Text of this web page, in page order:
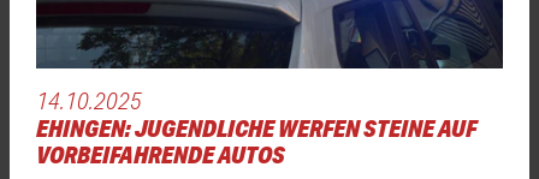
14.10.2025
EHINGEN: JUGENDLICHE WERFEN STEINE AUF
VORBEIFAHRENDE AUTOS